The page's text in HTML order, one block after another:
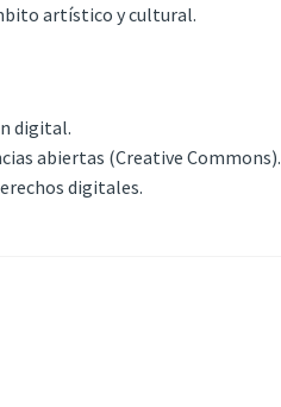
artístico y cultural.
digital.
abiertas (Creative Commons).
digitales.